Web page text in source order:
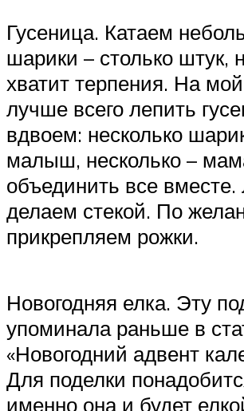
Гусеница. Катаем
шарики – столько штук,
хватит терпения. На
лучше всего лепить
вдвоем: несколько
малыш, несколько –
объединить все
делаем стекой. По
прикрепляем рожки.
Новогодняя елка. Эту
упоминала раньше в
«Новогодний адвент
Для поделки
именно она и будет